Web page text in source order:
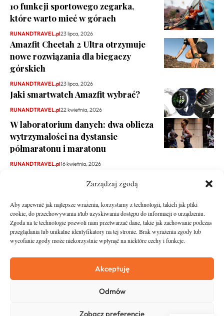
Zarządzaj zgodą
Aby zapewnić jak najlepsze wrażenia, korzystamy z technologii, takich jak pliki
cookie, do przechowywania i/lub uzyskiwania dostępu do informacji o urządzeniu.
Zgoda na te technologie pozwoli nam przetwarzać dane, takie jak zachowanie podczas
przeglądania lub unikalne identyfikatory na tej stronie. Brak wyrażenia zgody lub
wycofanie zgody może niekorzystnie wpłynąć na niektóre cechy i funkcje.
Akceptuję
Odmów
Zobacz preferencje
10 funkcji sportowego zegarka,
które warto mieć w górach
RUNANDTRAVEL.pl23 lipca, 2026
Amazfit Cheetah 2 Ultra otrzymuje
nowe rozwiązania dla biegaczy
górskich
RUNANDTRAVEL.pl23 lipca, 2026
Jaki smartwatch Amazfit wybrać?
RUNANDTRAVEL.pl22 kwietnia, 2026
W laboratorium danych: dwa oblicza
wytrzymałości na dystansie
półmaratonu i maratonu
RUNANDTRAVEL.pl16 kwietnia, 2026
Asfalt
O nas
Zostań Patronem
Kontakt